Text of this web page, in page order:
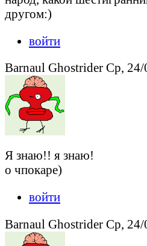
другом:)
войти
Barnaul Ghostrider Ср,
Я знаю!! я знаю!
о чпокаре)
войти
Barnaul Ghostrider Ср,